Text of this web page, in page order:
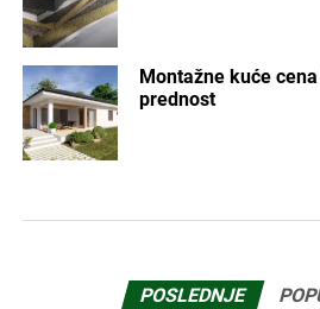
Montažne kuće
prednost
POSLEDNJE